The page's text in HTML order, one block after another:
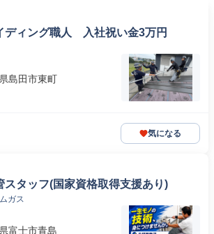
ィング職人 入社祝い金3万円
島田市東町
気になる
スタッフ(国家資格取得支援あり)
ガス
富士市青島